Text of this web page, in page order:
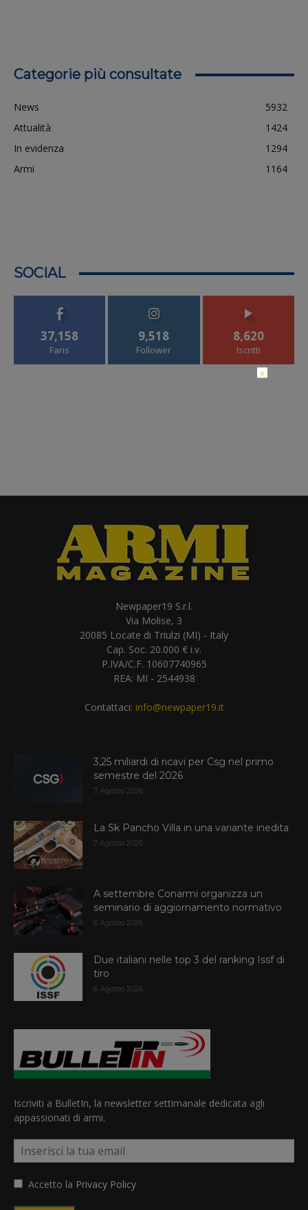
Categorie più consultate
News
5932
Attualità
1424
In evidenza
1294
Armi
1164
SOCIAL
37,158
Fans
9,518
Follower
8,620
Iscritti
Newpaper19 S.r.l.
Via Molise, 3
20085 Locate di Triulzi (MI) - Italy
Cap. Soc. 20.000 € i.v.
P.IVA/C.F. 10607740965
REA: MI - 2544938
Contattaci: info@newpaper19.it
3,25 miliardi di ricavi per Csg nel primo
semestre del 2026
7 Agosto 2026
La Sk Pancho Villa in una variante inedita
7 Agosto 2026
A settembre Conarmi organizza un
seminario di aggiornamento normativo
6 Agosto 2026
Due italiani nelle top 3 del ranking Issf di
tiro
6 Agosto 2026
Iscriviti a BulletIn, la newsletter settimanale dedicata agli
appassionati di armi.
Accetto la Privacy Policy
×